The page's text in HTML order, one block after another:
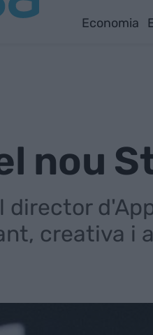
Economia
nou
director
creativa i